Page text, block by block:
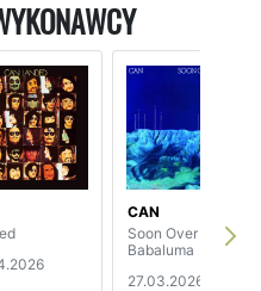
CAN
Soon Over
Babaluma
27.03.2026